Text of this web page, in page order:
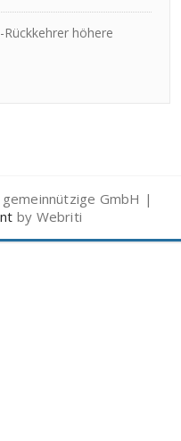
Rückkehrer höhere
GmbH |
by Webriti